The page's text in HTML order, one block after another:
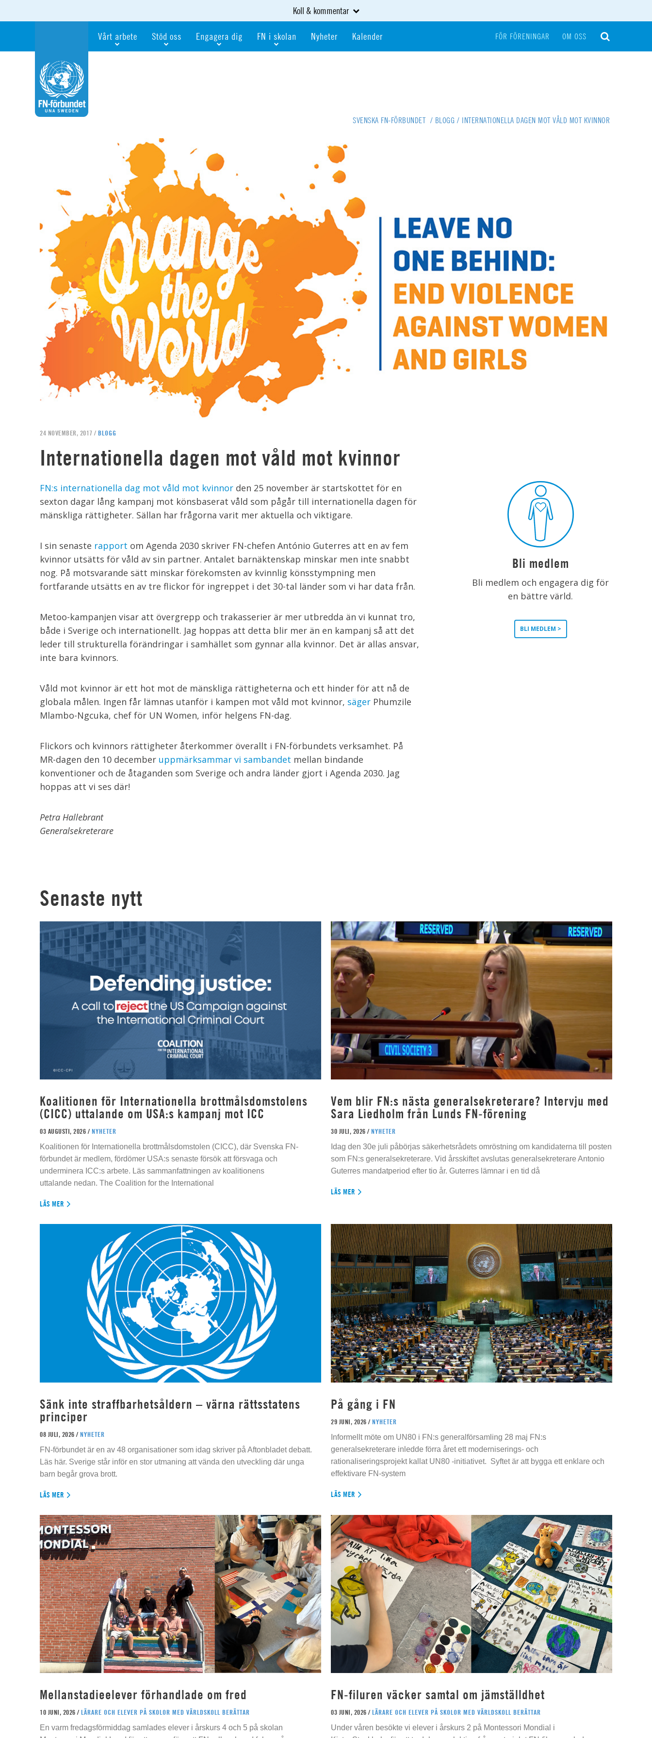
Koll & kommentar
Vårt arbete Stöd oss
Testamentera
Webbshop
Engagera dig
Världskoll i skolan
FN i skolan Nyheter Kalender FÖR FÖRENINGAR OM OSS
SVENSKA FN-FÖRBUNDET / BLOGG / INTERNATIONELLA DAGEN MOT VÅLD MOT KVINNOR
24 NOVEMBER, 2017 / BLOGG
Internationella dagen mot våld mot kvinnor
FN:s internationella dag mot våld mot kvinnor den 25 november är startskottet för en
sexton dagar lång kampanj mot könsbaserat våld som pågår till internationella dagen för
mänskliga rättigheter. Sällan har frågorna varit mer aktuella och viktigare.
I sin senaste rapport om Agenda 2030 skriver FN-chefen António Guterres att en av fem
kvinnor utsätts för våld av sin partner. Antalet barnäktenskap minskar men inte snabbt
nog. På motsvarande sätt minskar förekomsten av kvinnlig könsstympning men
fortfarande utsätts en av tre flickor för ingreppet i det 30-tal länder som vi har data från.
Metoo-kampanjen visar att övergrepp och trakasserier är mer utbredda än vi kunnat tro,
både i Sverige och internationellt. Jag hoppas att detta blir mer än en kampanj så att det
leder till strukturella förändringar i samhället som gynnar alla kvinnor. Det är allas ansvar,
inte bara kvinnors.
Våld mot kvinnor är ett hot mot de mänskliga rättigheterna och ett hinder för att nå de
globala målen. Ingen får lämnas utanför i kampen mot våld mot kvinnor, säger Phumzile
Mlambo-Ngcuka, chef för UN Women, inför helgens FN-dag.
Flickors och kvinnors rättigheter återkommer överallt i FN-förbundets verksamhet. På
MR-dagen den 10 december uppmärksammar vi sambandet mellan bindande
konventioner och de åtaganden som Sverige och andra länder gjort i Agenda 2030. Jag
hoppas att vi ses där!
Petra Hallebrant
Generalsekreterare
Bli medlem
Bli medlem och engagera dig för
en bättre värld.
BLI MEDLEM >
Senaste nytt
Koalitionen för Internationella brottmålsdomstolens
(CICC) uttalande om USA:s kampanj mot ICC
03 AUGUSTI, 2026 / NYHETER
Koalitionen för Internationella brottmålsdomstolen (CICC), där Svenska FN-
förbundet är medlem, fördömer USA:s senaste försök att försvaga och
underminera ICC:s arbete. Läs sammanfattningen av koalitionens
uttalande nedan. The Coalition for the International
LÄS MER
Vem blir FN:s nästa generalsekreterare? Intervju med
Sara Liedholm från Lunds FN-förening
30 JULI, 2026 / NYHETER
Idag den 30e juli påbörjas säkerhetsrådets omröstning om kandidaterna till posten
som FN:s generalsekreterare. Vid årsskiftet avslutas generalsekreterare Antonio
Guterres mandatperiod efter tio år. Guterres lämnar i en tid då
LÄS MER
Sänk inte straffbarhetsåldern – värna rättsstatens
principer
08 JULI, 2026 / NYHETER
FN-förbundet är en av 48 organisationer som idag skriver på Aftonbladet debatt.
Läs här. Sverige står inför en stor utmaning att vända den utveckling där unga
barn begår grova brott.
LÄS MER
På gång i FN
29 JUNI, 2026 / NYHETER
Informellt möte om UN80 i FN:s generalförsamling 28 maj FN:s
generalsekreterare inledde förra året ett moderniserings- och
rationaliseringsprojekt kallat UN80 -initiativet. Syftet är att bygga ett enklare och
effektivare FN-system
LÄS MER
Mellanstadieelever förhandlade om fred
10 JUNI, 2026 / LÄRARE OCH ELEVER PÅ SKOLOR MED VÄRLDSKOLL BERÄTTAR
En varm fredagsförmiddag samlades elever i årskurs 4 och 5 på skolan
FN-filuren väcker samtal om jämställdhet
03 JUNI, 2026 / LÄRARE OCH ELEVER PÅ SKOLOR MED VÄRLDSKOLL BERÄTTAR
Under våren besökte vi elever i årskurs 2 på Montessori Mondial i